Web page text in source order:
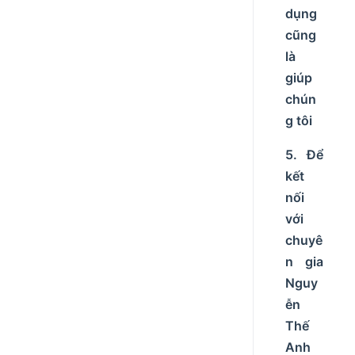
dụng
cũng
là
giúp
chún
g tôi
5. Để
kết
nối
với
chuyê
n gia
Nguy
ễn
Thế
Anh